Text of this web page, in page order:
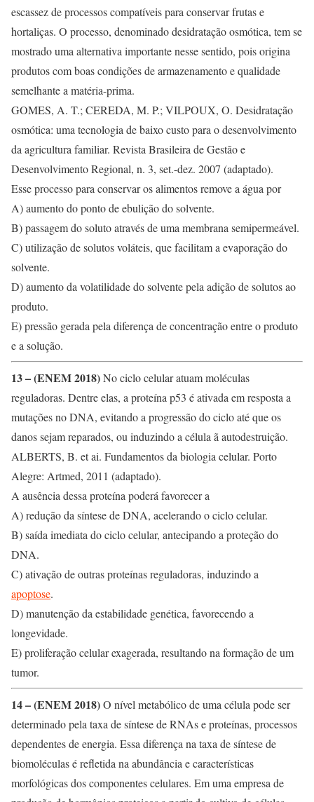
escassez de processos compatíveis para conservar frutas e
hortaliças. O processo, denominado desidratação osmótica, tem se
mostrado uma alternativa importante nesse sentido, pois origina
produtos com boas condições de armazenamento e qualidade
semelhante a matéria-prima.
GOMES, A. T.; CEREDA, M. P.; VILPOUX, O. Desidratação
osmótica: uma tecnologia de baixo custo para o desenvolvimento
da agricultura familiar. Revista Brasileira de Gestão e
Desenvolvimento Regional, n. 3, set.-dez. 2007 (adaptado).
Esse processo para conservar os alimentos remove a água por
A) aumento do ponto de ebulição do solvente.
B) passagem do soluto através de uma membrana semipermeável.
C) utilização de solutos voláteis, que facilitam a evaporação do
solvente.
D) aumento da volatilidade do solvente pela adição de solutos ao
produto.
E) pressão gerada pela diferença de concentração entre o produto
e a solução.
13 – (ENEM 2018)No ciclo celular atuam moléculas
reguladoras. Dentre elas, a proteína p53 é ativada em resposta a
mutações no DNA, evitando a progressão do ciclo até que os
danos sejam reparados, ou induzindo a célula ã autodestruição.
ALBERTS, B. et ai. Fundamentos da biologia celular. Porto
Alegre: Artmed, 2011 (adaptado).
A ausência dessa proteína poderá favorecer a
A) redução da síntese de DNA, acelerando o ciclo celular.
B) saída imediata do ciclo celular, antecipando a proteção do
DNA.
C) ativação de outras proteínas reguladoras, induzindo a
apoptose.
D) manutenção da estabilidade genética, favorecendo a
longevidade.
E) proliferação celular exagerada, resultando na formação de um
tumor.
14 – (ENEM 2018)O nível metabólico de uma célula pode ser
determinado pela taxa de síntese de RNAs e proteínas, processos
dependentes de energia. Essa diferença na taxa de síntese de
biomoléculas é refletida na abundância e características
morfológicas dos componentes celulares. Em uma empresa de